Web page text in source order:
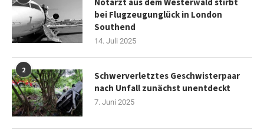
Notarzt aus dem Westerwald stirbt
bei Flugzeugunglück in London
Southend
14. Juli 2025
2
Schwerverletztes Geschwisterpaar
nach Unfall zunächst unentdeckt
7. Juni 2025